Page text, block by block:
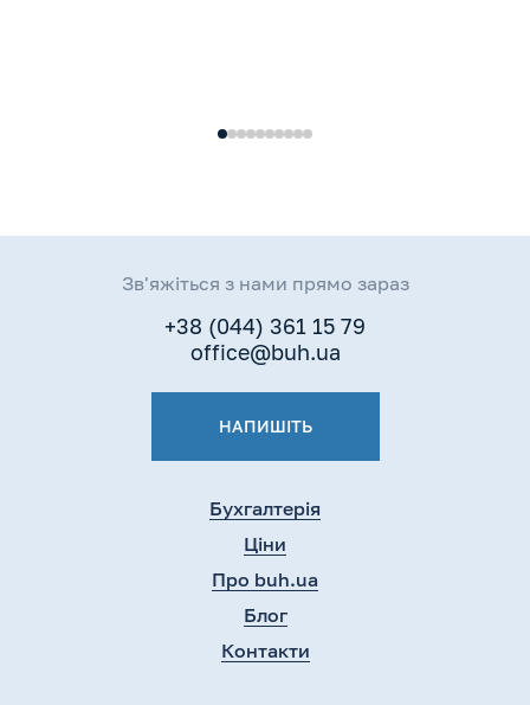
Бухгалтерія
Ціни
Про buh.ua
Блог
Контакти
Зв'яжіться з нами прямо зараз
+38 (044) 361 15 79
office@buh.ua
НАПИШІТЬ